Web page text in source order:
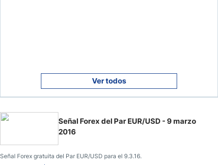
Ver todos
Señal Forex del Par EUR/USD - 9 marzo
2016
Señal Forex gratuita del Par EUR/USD para el 9.3.16.